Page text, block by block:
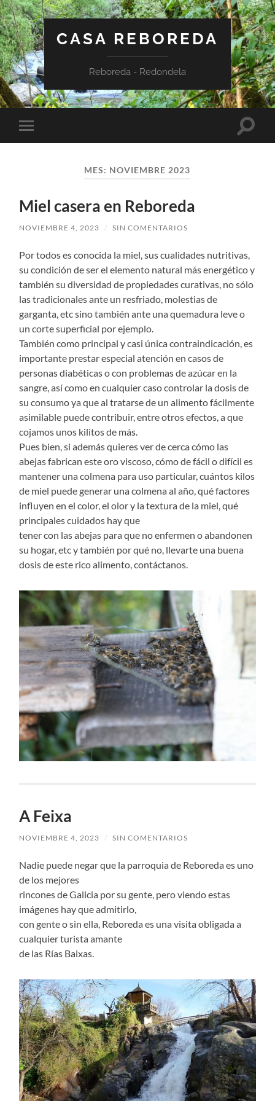
CASA REBOREDA
Reboreda - Redondela
Alternar
el
MES: NOVIEMBRE 2023
Miel casera en Reboreda
NOVIEMBRE 4, 2023 / SIN COMENTARIOS
Por todos es conocida la miel, sus cualidades nutritivas,
su condición de ser el elemento natural más energético y
también su diversidad de propiedades curativas, no sólo
las tradicionales ante un resfriado, molestias de
garganta, etc sino también ante una quemadura leve o
un corte superficial por ejemplo.
También como principal y casi única contraindicación, es
importante prestar especial atención en casos de
personas diabéticas o con problemas de azúcar en la
sangre, así como en cualquier caso controlar la dosis de
su consumo ya que al tratarse de un alimento fácilmente
asimilable puede contribuir, entre otros efectos, a que
cojamos unos kilitos de más.
Pues bien, si además quieres ver de cerca cómo las
abejas fabrican este oro viscoso, cómo de fácil o difícil es
mantener una colmena para uso particular, cuántos kilos
de miel puede generar una colmena al año, qué factores
influyen en el color, el olor y la textura de la miel, qué
principales cuidados hay que
tener con las abejas para que no enfermen o abandonen
su hogar, etc y también por qué no, llevarte una buena
dosis de este rico alimento, contáctanos.
A Feixa
NOVIEMBRE 4, 2023 / SIN COMENTARIOS
Nadie puede negar que la parroquia de Reboreda es uno
de los mejores
rincones de Galicia por su gente, pero viendo estas
imágenes hay que admitirlo,
con gente o sin ella, Reboreda es una visita obligada a
cualquier turista amante
de las Rías Baixas.